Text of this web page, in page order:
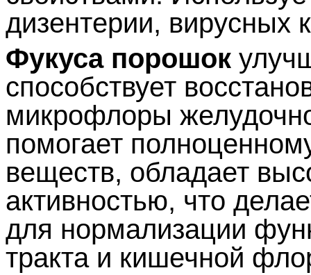
дизентерии, вирусных
Фукуса порошок
способствует
микрофлоры
помогает
веществ, обладает
активностью, что
для нормализации
тракта и кишечной